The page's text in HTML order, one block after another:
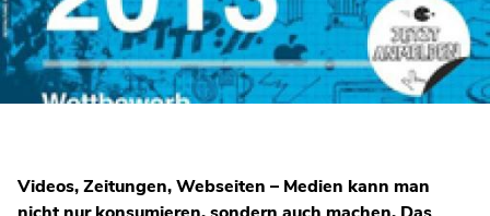
Videos, Zeitungen, Webseiten – Medien kann man